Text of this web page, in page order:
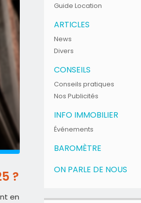
?
en
Guide Location
ARTICLES
News
Divers
CONSEILS
Conseils pratiques
Nos Publicités
INFO IMMOBILIER
Événements
BAROMÈTRE
ON PARLE DE NOUS